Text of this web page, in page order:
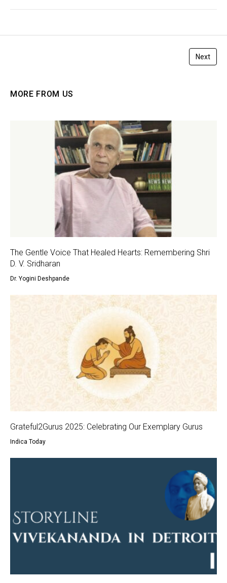
Next
MORE FROM US
The Gentle Voice That Healed Hearts: Remembering Shri
D. V. Sridharan
Dr. Yogini Deshpande
Grateful2Gurus 2025: Celebrating Our Exemplary Gurus
Indica Today